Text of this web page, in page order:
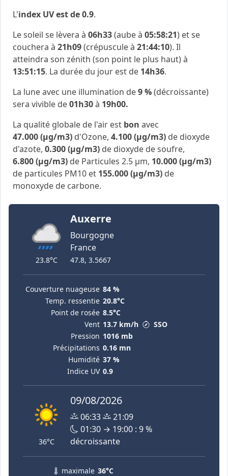
L'index UV est de 0.9.
Le soleil se lèvera à 06h33(aube à 05:58:21) et se
couchera à 21h09(crépuscule à 21:44:10). Il
atteindra son zénith (son point le plus haut) à
13:51:15. La durée du jour est de 14h36.
La lune avec une illumination de9 %(décroissante)
sera vivible de01h30à 19h00.
La qualité globale de l'air est bon avec
47.000 (μg/m3) d'Ozone, 4.100 (μg/m3) de dioxyde
d'azote, 0.300 (μg/m3) de dioxyde de soufre,
6.800 (μg/m3) de Particules 2.5 μm, 10.000 (μg/m3)
de particules PM10 et 155.000 (μg/m3) de
monoxyde de carbone.
23.8°C
Auxerre
Bourgogne
France
47.8, 3.5667
Couverture nuageuse 84 %
Temp. ressentie 20.8°C
Point de rosée 8.5°C
Vent 13.7 km/h
SSO
Pression 1016 mb
Précipitations 0.16 mn
Humidité 37 %
Indice UV 0.9
36°C
09/08/2026
06:33
21:09
01:30 → 19:00 : 9 %
décroissante
maximale 36°C